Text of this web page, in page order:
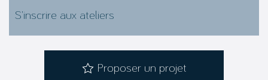
S’inscrire aux ateliers
Proposer un projet